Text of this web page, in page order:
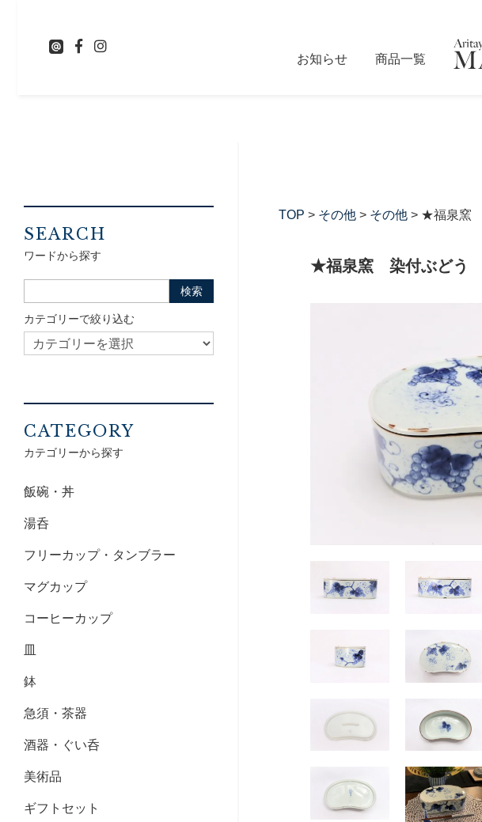
お知らせ 商品一覧
TOP > その他 > その他 > ★福泉窯
★福泉窯 染付ぶどう
SEARCH
ワードから探す
カテゴリーで絞り込む
CATEGORY
カテゴリーから探す
飯碗・丼
湯呑
フリーカップ・タンブラー
マグカップ
コーヒーカップ
皿
鉢
急須・茶器
酒器・ぐい呑
美術品
ギフトセット